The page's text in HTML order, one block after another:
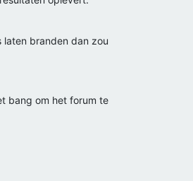
branden dan zou
bang om het forum te